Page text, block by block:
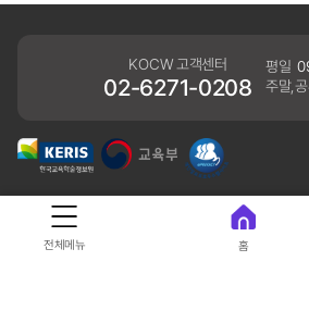
KOCW 고객센터
02-6271-0208
평일
주말,
개인정보처리방침
41061 대구광역시 동구 동내로 64 (동내동 1119)
전체메뉴 홈